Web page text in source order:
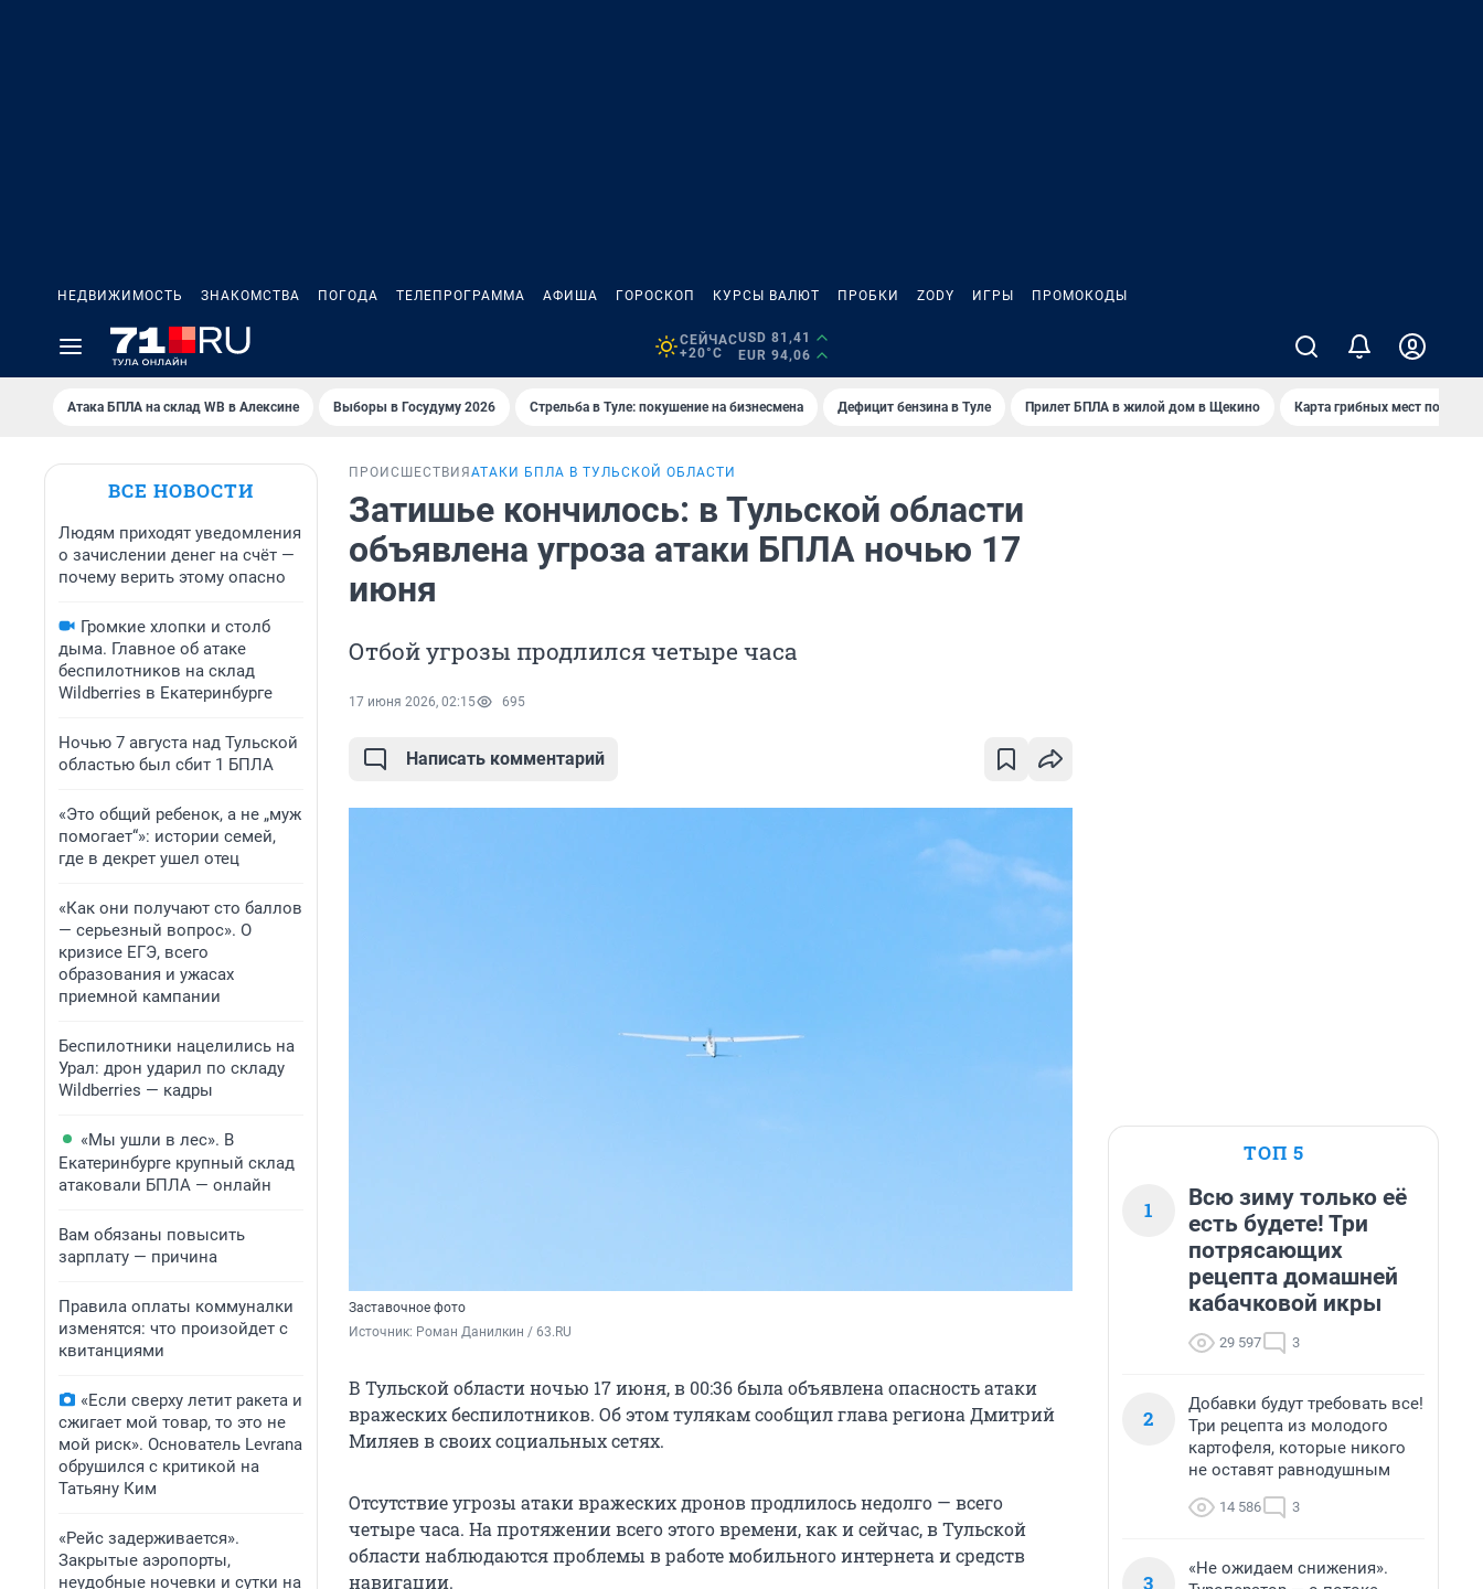
НЕДВИЖИМОСТЬ ЗНАКОМСТВА ПОГОДА ТЕЛЕПРОГРАММА АФИША ГОРОСКОП КУРСЫ ВАЛЮТ ПРОБКИ ZODY ИГРЫ ПРОМОКОДЫ
СЕЙЧАС
+20°C
USD 81,41
EUR 94,06
Атака БПЛА на склад WB в Алексине Выборы в Госудуму 2026 Стрельба в Туле: покушение на бизнесмена Дефицит бензина в Туле Прилет БПЛА в жилой дом в Щекино Карта грибных мест под
ВСЕ НОВОСТИ
Людям приходят уведомления
о зачислении денег на счёт —
почему верить этому опасно
Громкие хлопки и столб
дыма. Главное об атаке
беспилотников на склад
Wildberries в Екатеринбурге
Ночью 7 августа над Тульской
областью был сбит 1 БПЛА
«Это общий ребенок, а не „муж
помогает“»: истории семей,
где в декрет ушел отец
«Как они получают сто баллов
— серьезный вопрос». О
кризисе ЕГЭ, всего
образования и ужасах
приемной кампании
Беспилотники нацелились на
Урал: дрон ударил по складу
Wildberries — кадры
«Мы ушли в лес». В
Екатеринбурге крупный склад
атаковали БПЛА — онлайн
Вам обязаны повысить
зарплату — причина
Правила оплаты коммуналки
изменятся: что произойдет с
квитанциями
«Если сверху летит ракета и
сжигает мой товар, то это не
мой риск». Основатель Levrana
обрушился с критикой на
Татьяну Ким
«Рейс задерживается».
Закрытые аэропорты,
неудобные ночевки и сутки на
ПРОИСШЕСТВИЯ АТАКИ БПЛА В ТУЛЬСКОЙ ОБЛАСТИ
Затишье кончилось: в Тульской области
объявлена угроза атаки БПЛА ночью 17
июня
Отбой угрозы продлился четыре часа
17 июня 2026, 02:15 695
Написать комментарий
Заставочное фото
Источник: Роман Данилкин / 63.RU
В Тульской области ночью 17 июня, в 00:36 была объявлена опасность атаки
вражеских беспилотников. Об этом тулякам сообщил глава региона Дмитрий
Миляев в своих социальных сетях.
Отсутствие угрозы атаки вражеских дронов продлилось недолго — всего
четыре часа. На протяжении всего этого времени, как и сейчас, в Тульской
области наблюдаются проблемы в работе мобильного интернета и средств
навигации.
ТОП 5
1
Всю зиму только её
есть будете! Три
потрясающих
рецепта домашней
кабачковой икры
29 597 3
2
Добавки будут требовать все!
Три рецепта из молодого
картофеля, которые никого
не оставят равнодушным
14 586 3
3
«Не ожидаем снижения».